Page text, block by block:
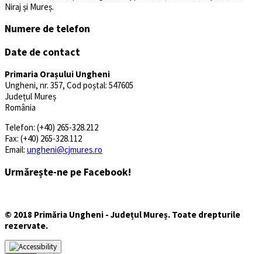
Niraj și Mureș.
Numere de telefon
Date de contact
Primaria Orașului Ungheni
Ungheni, nr. 357, Cod poștal: 547605
Județul Mureș
România
Telefon: (+40) 265-328.212
Fax: (+40) 265-328.112
Email: ungheni@cjmures.ro
Urmărește-ne pe Facebook!
© 2018 Primăria Ungheni - Județul Mureș. Toate drepturile
rezervate.